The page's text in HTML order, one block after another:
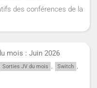
des conférences de la
mois : Juin 2026
Sorties JV du mois , Switch ,